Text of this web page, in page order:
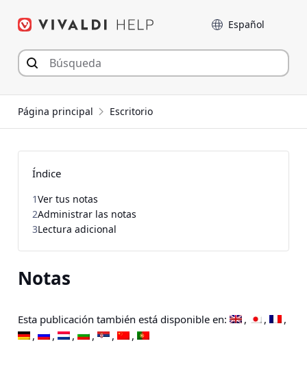
Language
Página principal Escritorio
Notas
Esta publicación también está disponible en:
Índice
1Ver tus notas
2Administrar las notas
3Lectura adicional